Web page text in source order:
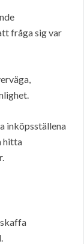
fråga sig var
inköpsställena
hitta